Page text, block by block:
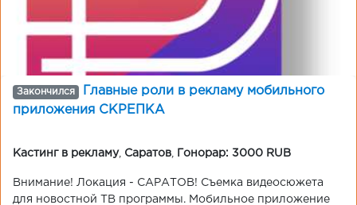
Закончился
Главные роли в рекламу мобильного
приложения СКРЕПКА
Кастинг в рекламу, Саратов Гонорар: 3000 RUB
Внимание! Локация - САРАТОВ! Съемка видеосюжета
для новостной ТВ программы. Мобильное приложение